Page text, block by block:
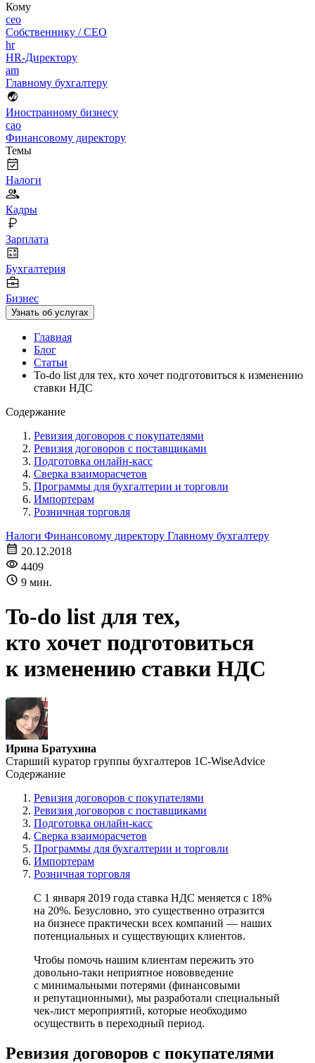
Кому
ceo
Собственнику / CEO
hr
HR-Директору
am
Главному бухгалтеру
Иностранному бизнесу
cao
Финансовому директору
Темы
Налоги
Кадры
Зарплата
Бухгалтерия
Бизнес
Узнать об услугах
Главная
Блог
Статьи
To-do list для тех, кто хочет подготовиться к изменению
ставки НДС
Содержание
Ревизия договоров с покупателями
Ревизия договоров с поставщиками
Подготовка онлайн-касс
Сверка взаиморасчетов
Программы для бухгалтерии и торговли
Импортерам
Розничная торговля
Налоги Финансовому директору Главному бухгалтеру
20.12.2018
4409
9 мин.
To-do list для тех,
кто хочет подготовиться
к изменению ставки НДС
Ирина Братухина
Старший куратор группы бухгалтеров 1С-WiseAdvice
Содержание
Ревизия договоров с покупателями
Ревизия договоров с поставщиками
Подготовка онлайн-касс
Сверка взаиморасчетов
Программы для бухгалтерии и торговли
Импортерам
Розничная торговля
С 1 января 2019 года ставка НДС меняется с 18%
на 20%. Безусловно, это существенно отразится
на бизнесе практически всех компаний — наших
потенциальных и существующих клиентов.
Чтобы помочь нашим клиентам пережить это
довольно-таки неприятное нововведение
с минимальными потерями (финансовыми
и репутационными), мы разработали специальный
чек-лист мероприятий, которые необходимо
осуществить в переходный период.
Ревизия договоров с покупателями